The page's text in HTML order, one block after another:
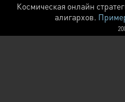
Космическая онлайн
алигархов.